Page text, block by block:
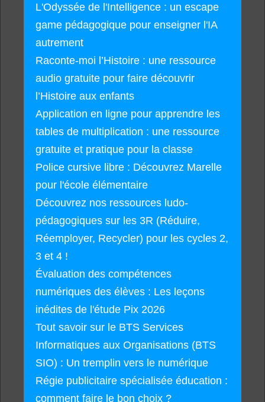
L'Odyssée de l'Intelligence : un escape
game pédagogique pour enseigner l'IA
autrement
Raconte-moi l’Histoire : une ressource
audio gratuite pour faire découvrir
l’Histoire aux enfants
Application en ligne pour apprendre les
tables de multiplication : une ressource
gratuite et pratique pour la classe
Police cursive libre : Découvrez Marelle
pour l'école élémentaire
Découvrez nos ressources ludo-
pédagogiques sur les 3R (Réduire,
Réemployer, Recycler) pour les cycles 2,
3 et 4 !
Évaluation des compétences
numériques des élèves : Les leçons
inédites de l'étude Pix 2026
Tout savoir sur le BTS Services
Informatiques aux Organisations (BTS
SIO) : Un tremplin vers le numérique
Régie publicitaire spécialisée éducation :
comment faire le bon choix ?